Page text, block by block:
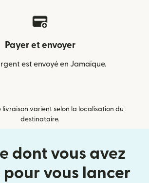
Payer et envoyer
est envoyé en Jamaïque.
livraison varient selon la localisation du
destinataire.
dont vous avez
pour vous lancer